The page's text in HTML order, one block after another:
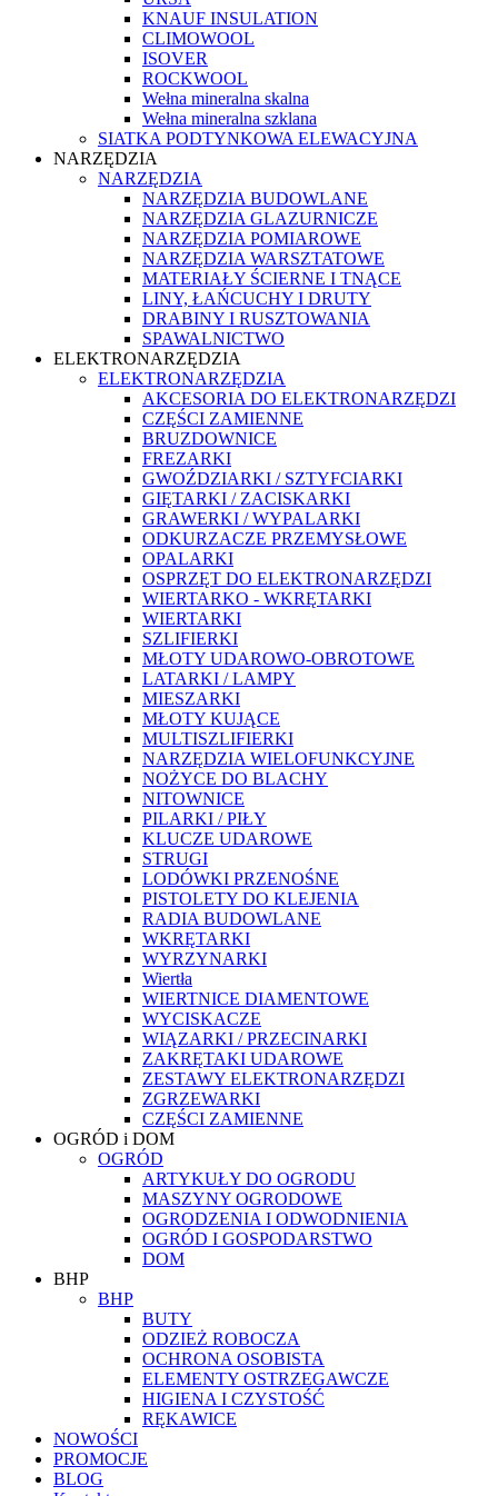
KNAUF INSULATION
CLIMOWOOL
ISOVER
ROCKWOOL
Wełna mineralna skalna
Wełna mineralna szklana
SIATKA PODTYNKOWA ELEWACYJNA
NARZĘDZIA
NARZĘDZIA
NARZĘDZIA BUDOWLANE
NARZĘDZIA GLAZURNICZE
NARZĘDZIA POMIAROWE
NARZĘDZIA WARSZTATOWE
MATERIAŁY ŚCIERNE I TNĄCE
LINY, ŁAŃCUCHY I DRUTY
DRABINY I RUSZTOWANIA
SPAWALNICTWO
ELEKTRONARZĘDZIA
ELEKTRONARZĘDZIA
AKCESORIA DO ELEKTRONARZĘDZI
CZĘŚCI ZAMIENNE
BRUZDOWNICE
FREZARKI
GWOŹDZIARKI / SZTYFCIARKI
GIĘTARKI / ZACISKARKI
GRAWERKI / WYPALARKI
ODKURZACZE PRZEMYSŁOWE
OPALARKI
OSPRZĘT DO ELEKTRONARZĘDZI
WIERTARKO - WKRĘTARKI
WIERTARKI
SZLIFIERKI
MŁOTY UDAROWO-OBROTOWE
LATARKI / LAMPY
MIESZARKI
MŁOTY KUJĄCE
MULTISZLIFIERKI
NARZĘDZIA WIELOFUNKCYJNE
NOŻYCE DO BLACHY
NITOWNICE
PILARKI / PIŁY
KLUCZE UDAROWE
STRUGI
LODÓWKI PRZENOŚNE
PISTOLETY DO KLEJENIA
RADIA BUDOWLANE
WKRĘTARKI
WYRZYNARKI
Wiertła
WIERTNICE DIAMENTOWE
WYCISKACZE
WIĄZARKI / PRZECINARKI
ZAKRĘTAKI UDAROWE
ZESTAWY ELEKTRONARZĘDZI
ZGRZEWARKI
CZĘŚCI ZAMIENNE
OGRÓD i DOM
OGRÓD
ARTYKUŁY DO OGRODU
MASZYNY OGRODOWE
OGRODZENIA I ODWODNIENIA
OGRÓD I GOSPODARSTWO
DOM
BHP
BHP
BUTY
ODZIEŻ ROBOCZA
OCHRONA OSOBISTA
ELEMENTY OSTRZEGAWCZE
HIGIENA I CZYSTOŚĆ
RĘKAWICE
NOWOŚCI
PROMOCJE
BLOG